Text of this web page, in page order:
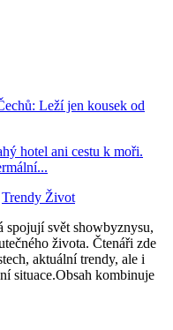
Leží jen kousek od
hotel ani cestu k moři.
Trendy Život
spojují svět showbyznysu,
života. Čtenáři zde
aktuální trendy, ale i
situace.Obsah kombinuje